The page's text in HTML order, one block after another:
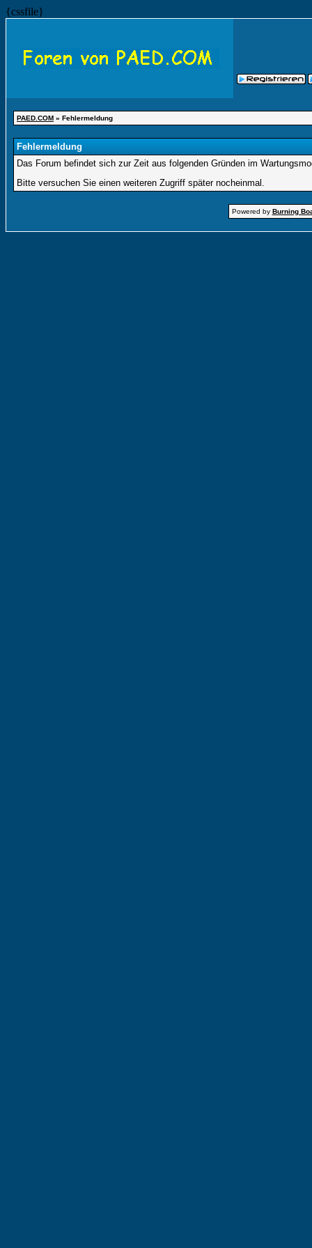
{cssfile}
PAED.COM » Fehlermeldung
Fehlermeldung
Das Forum befindet sich zur Zeit aus folgenden Gründen im
Bitte versuchen Sie einen weiteren Zugriff später nocheinmal.
Powered by Burning